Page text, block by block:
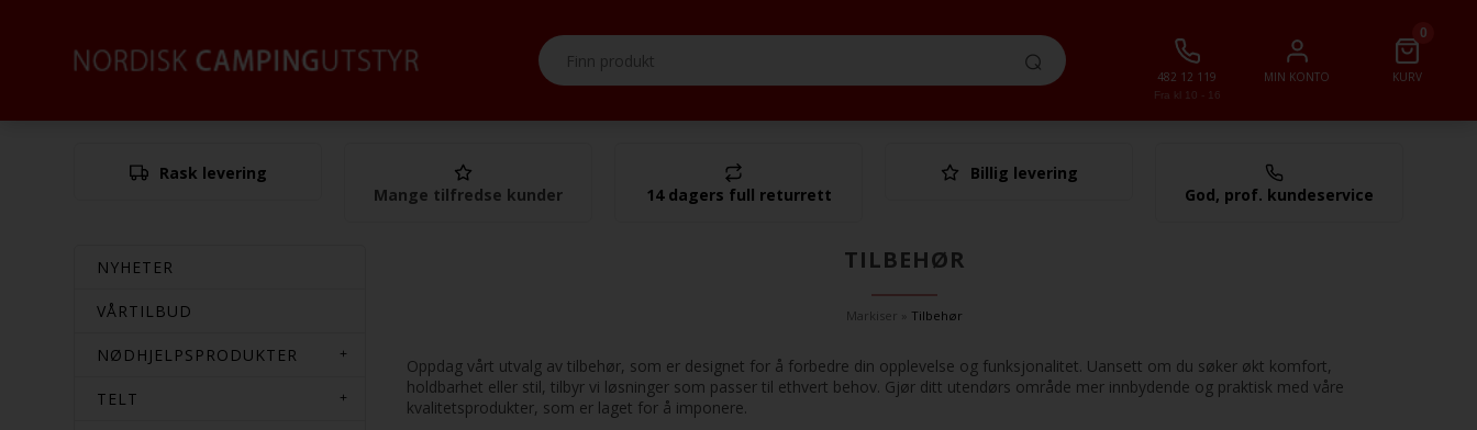
Fra kl 10 - 16
482 12 119 MIN KONTO
0
KURV
I alt
Rask levering
Mange tilfredse kunder
14 dagers full returrett
Billig levering
God, prof. kundeservice
NYHETER
VÅRTILBUD
NØDHJELPSPRODUKTER
TELT
TILBEHØR
Markiser Tilbehør
Oppdag vårt utvalg av tilbehør, som er designet for å forbedre din opplevelse og funksjonalitet. Uansett om du søker økt komfort,
holdbarhet eller stil, tilbyr vi løsninger som passer til ethvert behov. Gjør ditt utendørs område mer innbydende og praktisk med våre
kvalitetsprodukter, som er laget for å imponere.